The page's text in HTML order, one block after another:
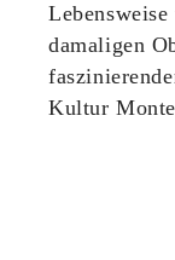
damaligen
Kultur